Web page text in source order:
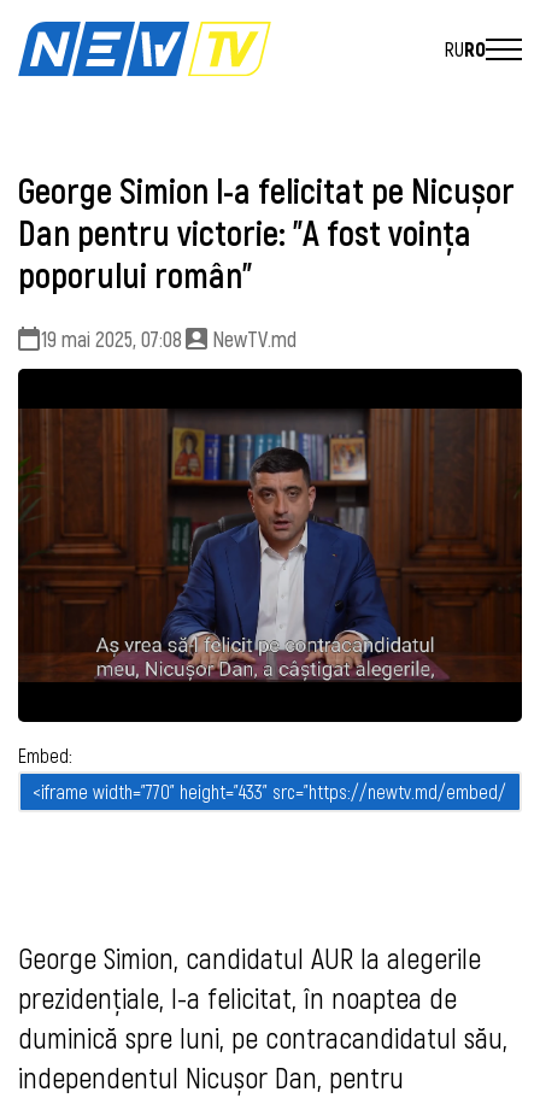
RURO
George Simion l-a felicitat pe Nicușor
Dan pentru victorie: ”A fost voința
poporului român”
19 mai 2025, 07:08 NewTV.md
Embed:
George Simion, candidatul AUR la alegerile
prezidențiale, l-a felicitat, în noaptea de
duminică spre luni, pe contracandidatul său,
independentul Nicușor Dan, pentru